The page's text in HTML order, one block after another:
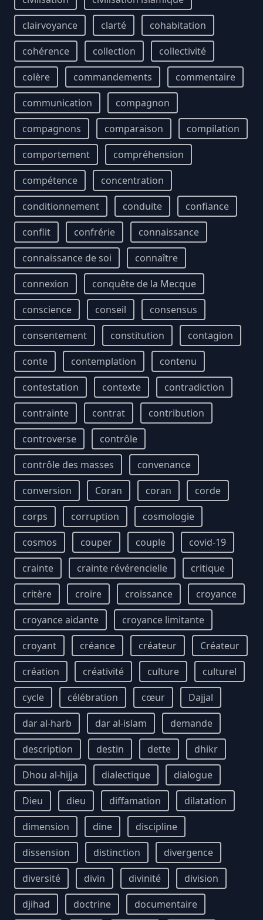
clairvoyance
clarté
cohabitation
cohérence
collection
collectivité
colère
commandements
commentaire
communication
compagnon
compagnons
comparaison
compilation
comportement
compréhension
compétence
concentration
conditionnement
conduite
confiance
conflit
confrérie
connaissance
connaissance de soi
connaître
connexion
conquête de la Mecque
conscience
conseil
consensus
consentement
constitution
contagion
conte
contemplation
contenu
contestation
contexte
contradiction
contrainte
contrat
contribution
controverse
contrôle
contrôle des masses
convenance
conversion
Coran coran
corde
corps
corruption
cosmologie
cosmos
couper couple
covid-19
crainte
crainte révérencielle
critique
critère
croire croissance
croyance
croyance aidante
croyance limitante
croyant
créance créateur
Créateur
création
créativité culture
culturel
cycle
célébration cœur
Dajjal
dar al-harb
dar al-islam
demande
description
destin dette
dhikr
Dhou al-hijja
dialectique
dialogue
Dieu
dieu diffamation
dilatation
dimension
dine
discipline
dissension
distinction
divergence
diversité
divin divinité
division
djihad
doctrine
documentaire